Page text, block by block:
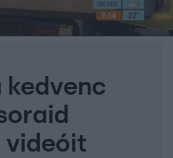
kedvenc
videóit